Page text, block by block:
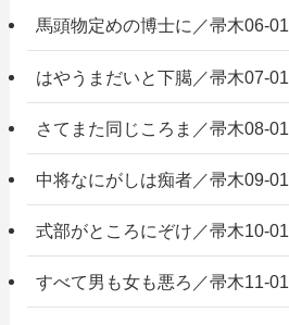
馬頭物定めの博士に／帚木06-01
はやうまだいと下臈／帚木07-01
さてまた同じころま／帚木08-01
中将なにがしは痴者／帚木09-01
式部がところにぞけ／帚木10-01
すべて男も女も悪ろ／帚木11-01